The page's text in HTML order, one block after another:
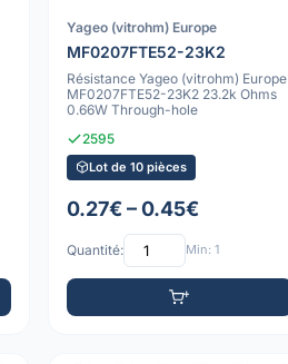
Yageo (vitrohm) Europe
MF0207FTE52-23K2
Résistance Yageo (vitrohm) Europe
MF0207FTE52-23K2 23.2k Ohms
0.66W Through-hole
2595
Lot de 10 pièces
0.27€ – 0.45€
Quantité: Min: 1